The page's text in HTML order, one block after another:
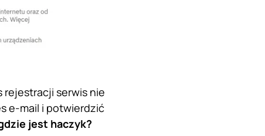
rejestracji serwis nie
e-mail i potwierdzić
jest haczyk?